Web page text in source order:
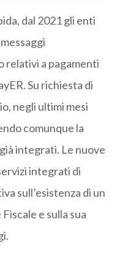
dal 2021 gli enti
relativi a pagamenti
Su richiesta di
negli ultimi mesi
comunque la
integrati. Le nuove
integrati di
sull’esistenza di un
e sulla sua